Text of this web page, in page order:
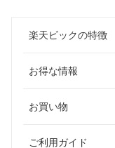
楽天ビックの特徴
お得な情報
お買い物
ご利用ガイド